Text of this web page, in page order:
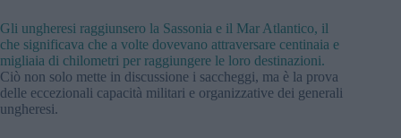
Gli ungheresi raggiunsero la Sassonia e il Mar Atlantico, il
che significava che a volte dovevano attraversare centinaia e
migliaia di chilometri per raggiungere le loro destinazioni.
Ciò non solo mette in discussione i saccheggi, ma è la prova
delle eccezionali capacità militari e organizzative dei generali
ungheresi.